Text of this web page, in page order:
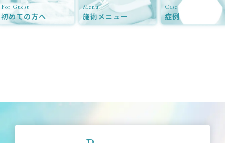
For Guest
初めての方へ
Menu
施術メニュー
Case
症例